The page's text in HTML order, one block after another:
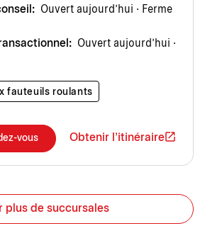
Ouvert aujourd’hui · Ferme
Ouvert aujourd’hui ·
fauteuils roulants
vous Obtenir l'itinéraire
plus de succursales